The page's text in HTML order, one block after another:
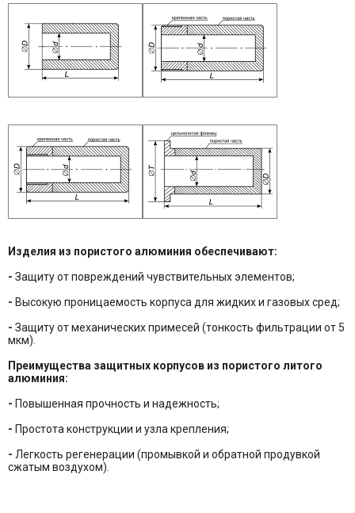
Изделия из пористого алюминия обеспечивают:
- Защиту от повреждений чувствительных элементов;
- Высокую проницаемость корпуса для жидких и газовых сред;
- Защиту от механических примесей (тонкость фильтрации от 5
мкм).
Преимущества защитных корпусов из пористого литого
алюминия:
- Повышенная прочность и надежность;
- Простота конструкции и узла крепления;
- Легкость регенерации (промывкой и обратной продувкой
сжатым воздухом).